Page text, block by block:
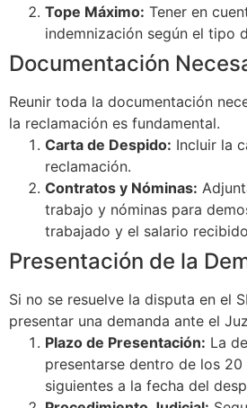
Tope Máximo: Tener en
indemnización según el tipo
Documentación
Reunir toda la documentación
la reclamación es fundamental.
Carta de Despido: Incluir la
reclamación.
Contratos y Nóminas:
trabajo y nóminas para
trabajado y el salario
Presentación de la
Si no se resuelve la disputa en el
presentar una demanda ante el
Plazo de Presentación: La
presentarse dentro de los 20
siguientes a la fecha del